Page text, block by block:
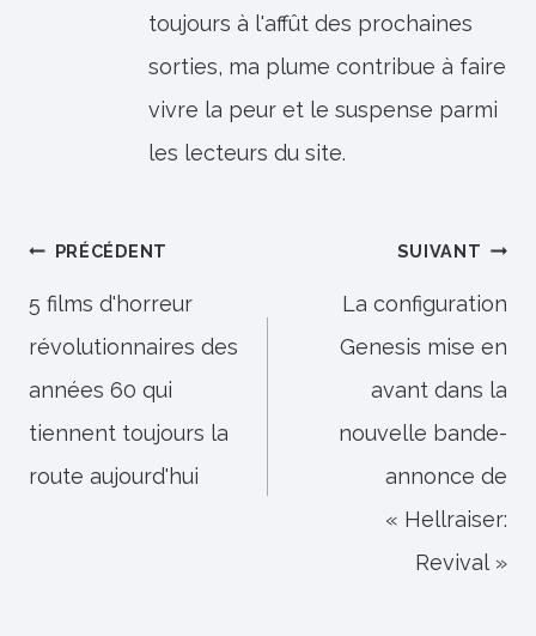
toujours à l'affût des prochaines
sorties, ma plume contribue à faire
vivre la peur et le suspense parmi
les lecteurs du site.
Navigation
de
l’article
PRÉCÉDENT
5 films d'horreur
révolutionnaires des
années 60 qui
tiennent toujours la
route aujourd'hui
SUIVANT
La configuration
Genesis mise en
avant dans la
nouvelle bande-
annonce de
« Hellraiser:
Revival »